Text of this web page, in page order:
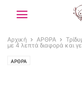
Αρχική ΑΡΘΡΑ
με 4 λεπτά διαφορά και
ΑΡΘΡΑ